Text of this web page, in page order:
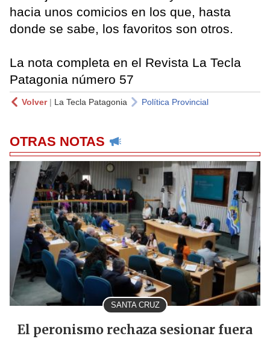
hacia unos comicios en los que, hasta
donde se sabe, los favoritos son otros.
La nota completa en el Revista La Tecla
Patagonia número 57
Volver| La Tecla Patagonia Política Provincial
OTRAS NOTAS
SANTA CRUZ
El peronismo rechaza sesionar fuera